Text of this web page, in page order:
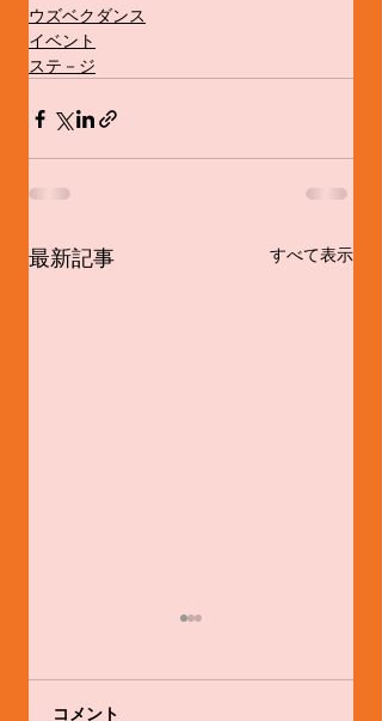
ウズベクダンス
イベント
ステ－ジ
最新記事 すべて表示
コメント